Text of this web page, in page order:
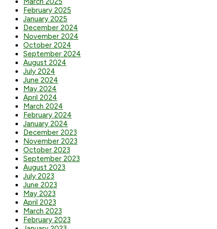
February 2025
January 2025
December 2024
November 2024
October 2024
September 2024
August 2024
July 2024
June 2024
May 2024
April 2024
March 2024
February 2024
January 2024
December 2023
November 2023
October 2023
September 2023
August 2023
July 2023
June 2023
May 2023
April 2023
March 2023
February 2023